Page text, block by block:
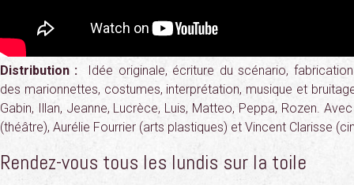
Distribution : Idée originale, écriture du scénario,
des marionnettes, costumes, interprétation, musique et
Gabin, Illan, Jeanne, Lucrèce, Luis, Matteo, Peppa, Rozen.
(théâtre), Aurélie Fourrier (arts plastiques) et Vincent Clarisse
Rendez-vous tous les lundis sur la toile